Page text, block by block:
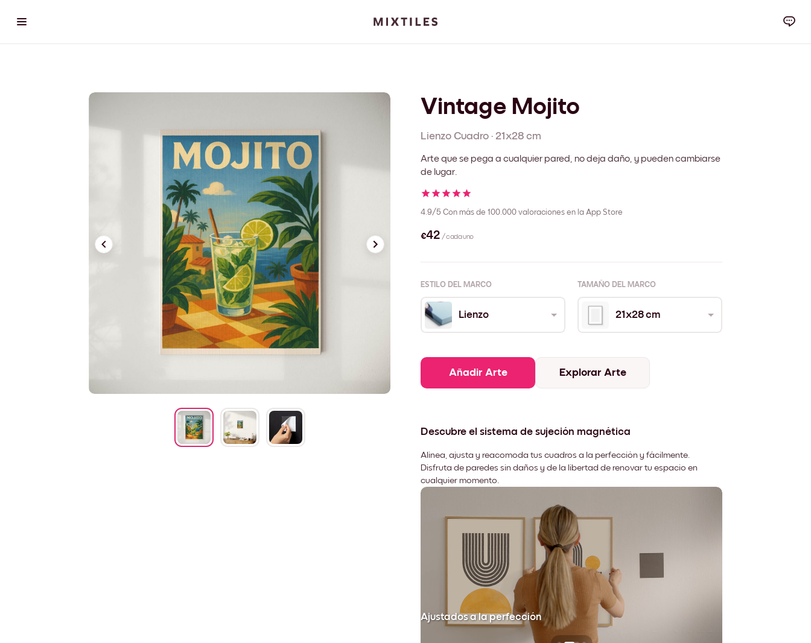
Vintage Mojito
Lienzo Cuadro · 21x28 cm
Arte que se pega a cualquier pared, no deja daño, y pueden cambiarse
de lugar.
4.9/5 Con más de 100.000 valoraciones en la App Store
€42 / cada uno
ESTILO DEL MARCO TAMAÑO DEL MARCO
Lienzo 21x28 cm
Añadir Arte Explorar Arte
Descubre el sistema de sujeción magnética
Alinea, ajusta y reacomoda tus cuadros a la perfección y fácilmente.
Disfruta de paredes sin daños y de la libertad de renovar tu espacio en
cualquier momento.
Ajustados a la perfección